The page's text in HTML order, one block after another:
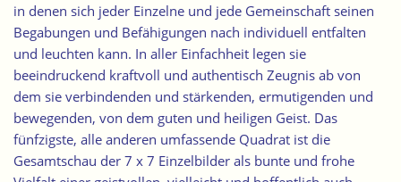
in denen sich jeder Einzelne und jede Gemeinschaft seinen
Begabungen und Befähigungen nach individuell entfalten
und leuchten kann. In aller Einfachheit legen sie
beeindruckend kraftvoll und authentisch Zeugnis ab von
dem sie verbindenden und stärkenden, ermutigenden und
bewegenden, von dem guten und heiligen Geist. Das
fünfzigste, alle anderen umfassende Quadrat ist die
Gesamtschau der 7 x 7 Einzelbilder als bunte und frohe